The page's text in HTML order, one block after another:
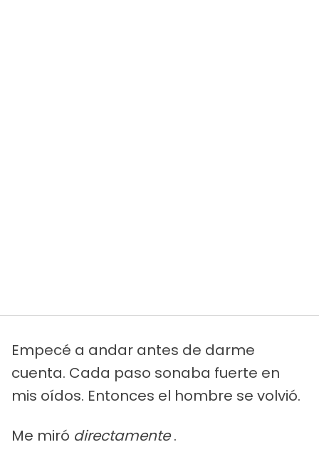
Empecé a andar antes de darme
cuenta. Cada paso sonaba fuerte en
mis oídos. Entonces el hombre se volvió.
Me miró directamente.